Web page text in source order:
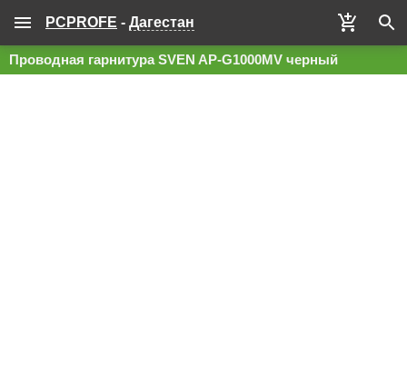
PCPROFE - Дагестан
Проводная гарнитура SVEN AP-G1000MV черный